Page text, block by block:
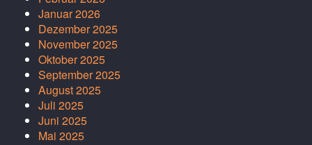
Januar 2026
Dezember 2025
November 2025
Oktober 2025
September 2025
August 2025
Juli 2025
Juni 2025
Mai 2025